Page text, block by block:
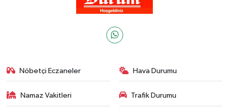
Nöbetçi Eczaneler Hava Durumu
Namaz Vakitleri Trafik Durumu